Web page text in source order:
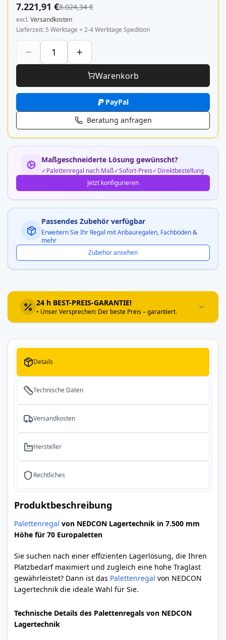
7.221,91 €8.024,34 €
excl.Versandkosten
Lieferzeit 5 Werktage + 2-4 Werktage Spedition
Warenkorb
PayPal
Beratung anfragen
Maßgeschneiderte Lösung gewünscht?
Palettenregal nach Maß Sofort-Preis
Direktbestellung
Jetzt konfigurieren
Passendes Zubehör verfügbar
Erweitern Sie Ihr Regal mit Anbauregalen, Fachböden &
mehr
Zubehör ansehen
24 h BEST-PREIS-GARANTIE!
• Unser Versprechen: Der beste Preis – garantiert.
Details
Technische Daten
Versandkosten
Hersteller
Rechtliches
Produktbeschreibung
Palettenregal von NEDCON Lagertechnik in 7.500 mm
Höhe für 70 Europaletten
Sie suchen nach einer effizienten Lagerlösung, die Ihren
Platzbedarf maximiert und zugleich eine hohe Traglast
gewährleistet? Dann ist das Palettenregal von NEDCON
Lagertechnik die ideale Wahl für Sie.
Technische Details des Palettenregals von NEDCON
Lagertechnik